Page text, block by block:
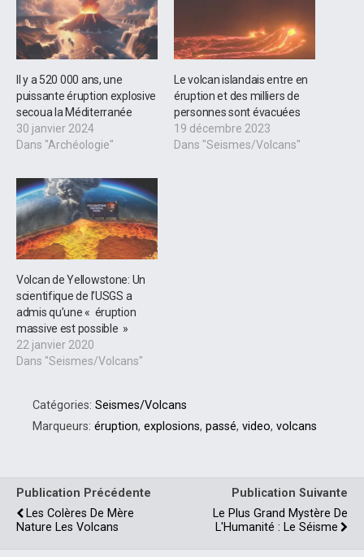
Il y a 520 000 ans, une
puissante éruption explosive
secoua la Méditerranée
30 janvier 2024
Dans "Archéologie"
Le volcan islandais entre en
éruption et des milliers de
personnes sont évacuées
19 décembre 2023
Dans "Seismes/Volcans"
Volcan de Yellowstone: Un
scientifique de l’USGS a
admis qu’une « éruption
massive est possible »
22 janvier 2020
Dans "Seismes/Volcans"
Catégories: Seismes/Volcans
Marqueurs: éruption, explosions, passé, video, volcans
Publication Précédente
Les Colères De Mère
Nature Les Volcans
Publication Suivante
Le Plus Grand Mystère De
L'Humanité : Le Séisme